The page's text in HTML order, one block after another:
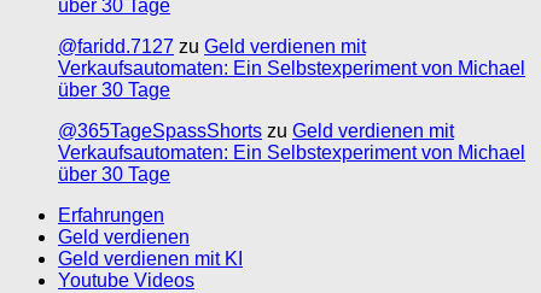
über 30 Tage
@faridd.7127 zu Geld verdienen mit
Verkaufsautomaten: Ein Selbstexperiment von Michael
über 30 Tage
@365TageSpassShorts zu Geld verdienen mit
Verkaufsautomaten: Ein Selbstexperiment von Michael
über 30 Tage
Erfahrungen
Geld verdienen
Geld verdienen mit KI
Youtube Videos